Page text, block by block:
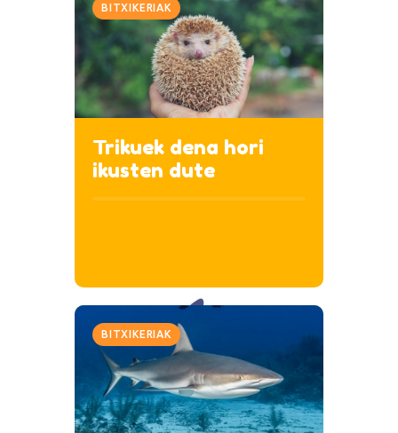
BITXIKERIAK
Trikuek dena hori
ikusten dute
BITXIKERIAK